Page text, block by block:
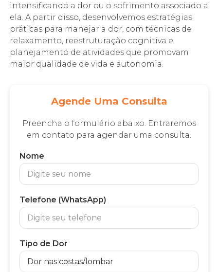
intensificando a dor ou o sofrimento associado a
ela. A partir disso, desenvolvemos estratégias
práticas para manejar a dor, com técnicas de
relaxamento, reestruturação cognitiva e
planejamento de atividades que promovam
maior qualidade de vida e autonomia.
Agende Uma Consulta
Preencha o formulário abaixo. Entraremos
em contato para agendar uma consulta.
Nome
Telefone (WhatsApp)
Tipo de Dor